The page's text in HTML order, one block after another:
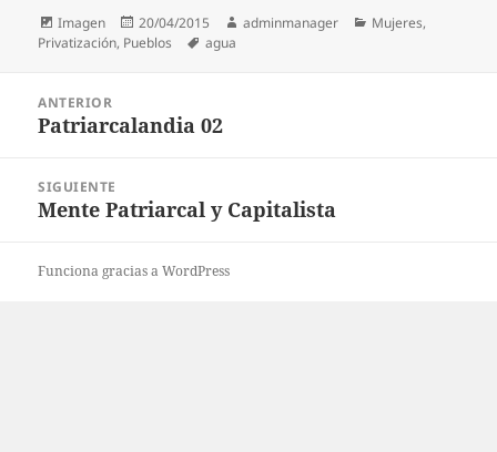
Formato
Imagen
Publicado
el
20/04/2015 Autor
adminmanager Categorías
Mujeres,
Privatización, Pueblos Etiquetas
agua
entradas
ANTERIOR
Entrada
Patriarcalandia 02
SIGUIENTE
Entrada
Mente Patriarcal y Capitalista
Funciona gracias a WordPress